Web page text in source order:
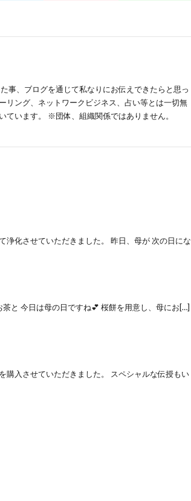
事、ブログを通じて私なりにお伝えできたらと思っ
ング、ネットワークビジネス、占い等とは一切無
います。 ※団体、組織関係ではありません。
化させていただきました。 昨日、母が 次の日にな
と 今日は母の日ですね💕︎ 桜餅を用意し、母にお[…]
入させていただきました。 スペシャルな伝授もい